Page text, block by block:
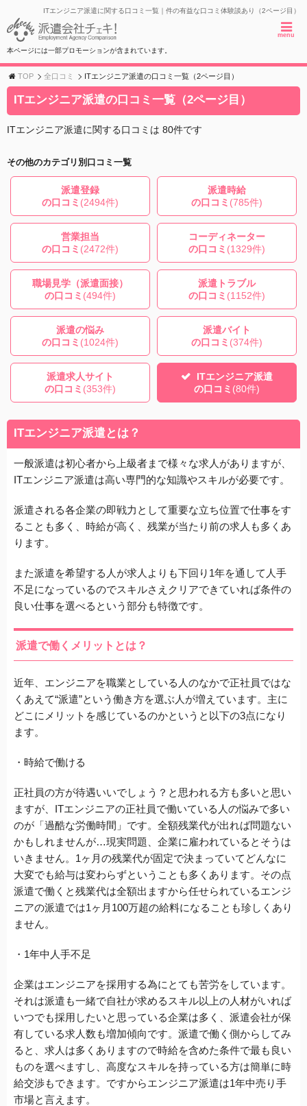
ITエンジニア派遣に関する口コミ一覧｜件の有益な口コミ体験談あり（2ページ目）
menu
本ページには一部プロモーションが含まれています。
TOP 全口コミ ITエンジニア派遣の口コミ一覧（2ページ目）
ITエンジニア派遣の口コミ一覧（2ページ目）
ITエンジニア派遣に関する口コミは 80件です
その他のカテゴリ別口コミ一覧
派遣登録
の口コミ (2494件)
派遣時給
の口コミ (785件)
営業担当
の口コミ (2472件)
コーディネーター
の口コミ (1329件)
職場見学（派遣面接）
の口コミ (494件)
派遣トラブル
の口コミ (1152件)
派遣の悩み
の口コミ (1024件)
派遣バイト
の口コミ (374件)
派遣求人サイト
の口コミ (353件)
ITエンジニア派遣
の口コミ (80件)
ITエンジニア派遣とは？
一般派遣は初心者から上級者まで様々な求人がありますが、
ITエンジニア派遣は高い専門的な知識やスキルが必要です。
派遣される各企業の即戦力として重要な立ち位置で仕事をす
ることも多く、時給が高く、残業が当たり前の求人も多くあ
ります。
また派遣を希望する人が求人よりも下回り1年を通して人手
不足になっているのでスキルさえクリアできていれば条件の
良い仕事を選べるという部分も特徴です。
派遣で働くメリットとは？
近年、エンジニアを職業としている人のなかで正社員ではな
くあえて“派遣”という働き方を選ぶ人が増えています。主に
どこにメリットを感じているのかというと以下の3点になり
ます。
・時給で働ける
正社員の方が待遇いいでしょう？と思われる方も多いと思い
ますが、ITエンジニアの正社員で働いている人の悩みで多い
のが「過酷な労働時間」です。全額残業代が出れば問題ない
かもしれませんが…現実問題、企業に雇われているとそうは
いきません。1ヶ月の残業代が固定で決まっていてどんなに
大変でも給与は変わらずということも多くあります。その点
派遣で働くと残業代は全額出ますから任せられているエンジ
ニアの派遣では1ヶ月100万超の給料になることも珍しくあり
ません。
・1年中人手不足
企業はエンジニアを採用する為にとても苦労をしています。
それは派遣も一緒で自社が求めるスキル以上の人材がいれば
いつでも採用したいと思っている企業は多く、派遣会社が保
有している求人数も増加傾向です。派遣で働く側からしてみ
ると、求人は多くありますので時給を含めた条件で最も良い
ものを選べますし、高度なスキルを持っている方は簡単に時
給交渉もできます。ですからエンジニア派遣は1年中売り手
市場と言えます。